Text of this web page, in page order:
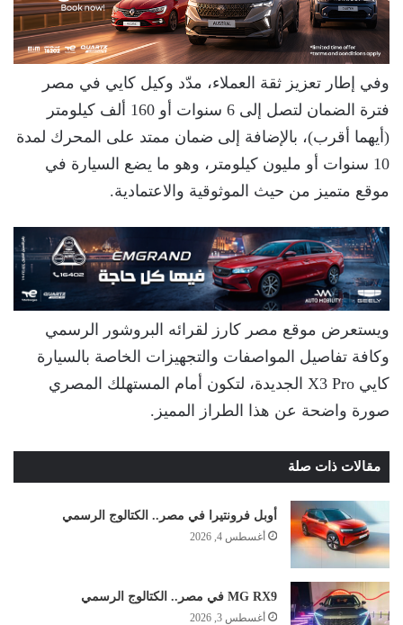
وفي إطار تعزيز ثقة العملاء، مدّد وكيل كايي في مصر
فترة الضمان لتصل إلى 6 سنوات أو 160 ألف كيلومتر
(أيهما أقرب)، بالإضافة إلى ضمان ممتد على المحرك لمدة
10 سنوات أو مليون كيلومتر، وهو ما يضع السيارة في
موقع متميز من حيث الموثوقية والاعتمادية.
ويستعرض موقع مصر كارز لقرائه البروشور الرسمي
وكافة تفاصيل المواصفات والتجهيزات الخاصة بالسيارة
كايي X3 Pro الجديدة، لتكون أمام المستهلك المصري
صورة واضحة عن هذا الطراز المميز.
مقالات ذات صلة
أوبل فرونتيرا في مصر.. الكتالوج الرسمي
أغسطس 4, 2026
MG RX9 في مصر.. الكتالوج الرسمي
أغسطس 3, 2026